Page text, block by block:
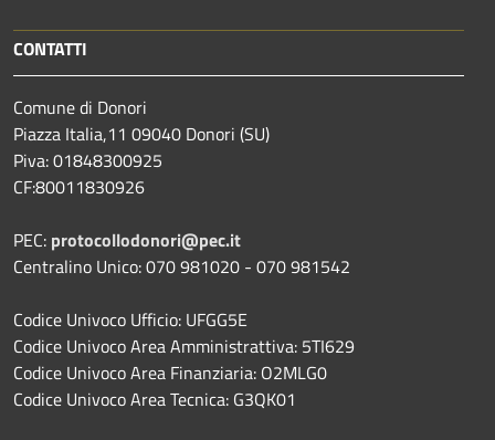
CONTATTI
Comune di Donori
Piazza Italia,11 09040 Donori (SU)
Piva: 01848300925
CF:80011830926
PEC: protocollodonori@pec.it
Centralino Unico: 070 981020 - 070 981542
Codice Univoco Ufficio: UFGG5E
Codice Univoco Area Amministrattiva: 5TI629
Codice Univoco Area Finanziaria: O2MLG0
Codice Univoco Area Tecnica: G3QK01